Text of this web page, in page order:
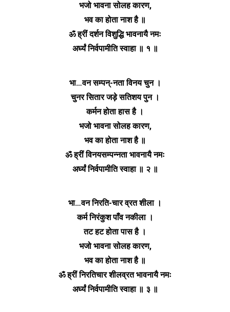
भजो भावना सोलह कारण,
भव का होता नाश है ॥
ॐ ह्रीं दर्शन विशुद्धि भावनायै नमः
अर्घ्यं निर्वपामीति स्वाहा ॥ १ ॥
भा…वन सम्पन्-नता विनय चुन ।
चुनर सितार जड़े सतिशय पुन ।
कर्मन होता हास है ।
भजो भावना सोलह कारण,
भव का होता नाश है ॥
ॐ ह्रीं विनयसम्पन्नता भावनायै नमः
अर्घ्यं निर्वपामीति स्वाहा ॥ २ ॥
भा…वन निरति-चार व्रत शीला ।
कर्म निरंकुश पाँव नकीला ।
तट हट होता पास है ।
भजो भावना सोलह कारण,
भव का होता नाश है ॥
ॐ ह्रीं निरतिचार शीलव्रत भावनायै नमः
अर्घ्यं निर्वपामीति स्वाहा ॥ ३ ॥